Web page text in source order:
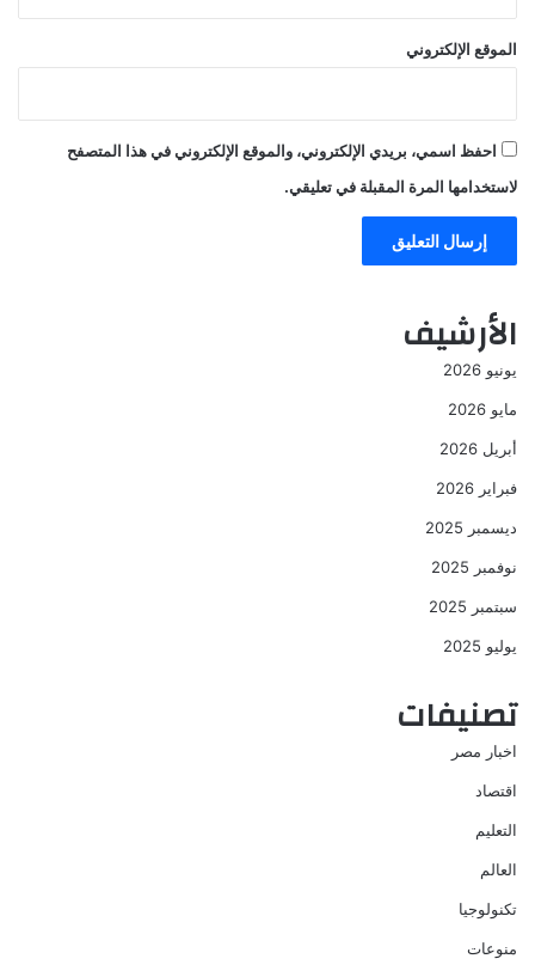
الموقع الإلكتروني
احفظ اسمي، بريدي الإلكتروني، والموقع الإلكتروني في هذا المتصفح
لاستخدامها المرة المقبلة في تعليقي.
الأرشيف
يونيو 2026
مايو 2026
أبريل 2026
فبراير 2026
ديسمبر 2025
نوفمبر 2025
سبتمبر 2025
يوليو 2025
تصنيفات
اخبار مصر
اقتصاد
التعليم
العالم
تكنولوجيا
منوعات